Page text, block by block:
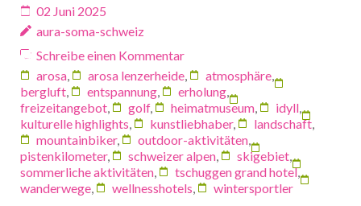
02 Juni 2025
aura-soma-schweiz
Schreibe einen Kommentar
arosa
arosa lenzerheide atmosphäre
bergluft
entspannung erholung
freizeitangebot
golf, heimatmuseum idyll
kulturelle highlights
kunstliebhaber, landschaft
mountainbiker, outdoor-aktivitäten
pistenkilometer, schweizer alpen skigebiet
sommerliche aktivitäten
tschuggen grand hotel,
wanderwege
wellnesshotels wintersportler